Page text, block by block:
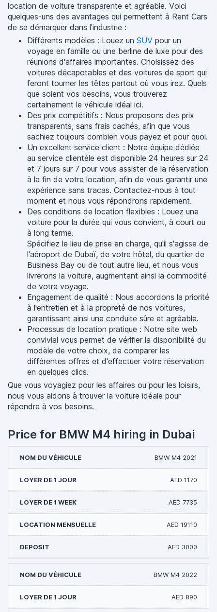
location de voiture transparente et agréable. Voici
quelques-uns des avantages qui permettent à Rent Cars
de se démarquer dans l'industrie :
Différents modèles : Louez un SUV pour un
voyage en famille ou une berline de luxe pour des
réunions d'affaires importantes. Choisissez des
voitures décapotables et des voitures de sport qui
feront tourner les têtes partout où vous irez. Quels
que soient vos besoins, vous trouverez
certainement le véhicule idéal ici.
Des prix compétitifs : Nous proposons des prix
transparents, sans frais cachés, afin que vous
sachiez toujours combien vous payez et pour quoi.
Un excellent service client : Notre équipe dédiée
au service clientèle est disponible 24 heures sur 24
et 7 jours sur 7 pour vous assister de la réservation
à la fin de votre location, afin de vous garantir une
expérience sans tracas. Contactez-nous à tout
moment et nous vous répondrons rapidement.
Des conditions de location flexibles : Louez une
voiture pour la durée qui vous convient, à court ou
à long terme.
Spécifiez le lieu de prise en charge, qu'il s'agisse de
l'aéroport de Dubaï, de votre hôtel, du quartier de
Business Bay ou de tout autre lieu, et nous vous
livrerons la voiture, augmentant ainsi la commodité
de votre voyage.
Engagement de qualité : Nous accordons la priorité
à l'entretien et à la propreté de nos voitures,
garantissant ainsi une conduite sûre et agréable.
Processus de location pratique : Notre site web
convivial vous permet de vérifier la disponibilité du
modèle de votre choix, de comparer les
différentes offres et d'effectuer votre réservation
en quelques clics.
Que vous voyagiez pour les affaires ou pour les loisirs,
nous vous aidons à trouver la voiture idéale pour
répondre à vos besoins.
Price for BMW M4 hiring in Dubai
BMW M4 2021
AED 1170
AED 7735
AED 19110
AED 3000
BMW M4 2022
AED 890